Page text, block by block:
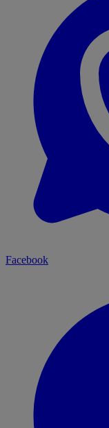
Facebook